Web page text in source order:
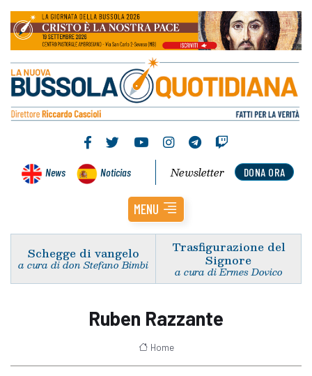
News Noticias DONA ORA
Newsletter
MENU
Schegge di vangelo
a cura di don Stefano Bimbi
Trasfigurazione del
Signore
a cura di Ermes Dovico
Ruben Razzante
Home